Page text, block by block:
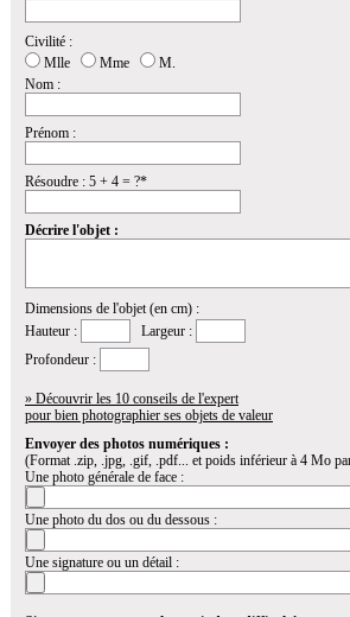
Civilité :
Mlle
Mme
M.
Nom :
Prénom :
Résoudre : 5 + 4 = ?*
Décrire l'objet :
Dimensions de l'objet (en cm) :
Hauteur :
Largeur :
Profondeur :
» Découvrir les 10 conseils de l'expert
pour bien photographier ses objets de valeur
Envoyer des photos numériques :
(Format .zip, .jpg, .gif, .pdf... et poids inférieur à 4 Mo
Une photo générale de face :
Une photo du dos ou du dessous :
Une signature ou un détail :